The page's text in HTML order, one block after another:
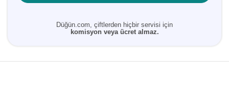
Düğün.com, çiftlerden hiçbir servisi için
komisyon veya ücret almaz.